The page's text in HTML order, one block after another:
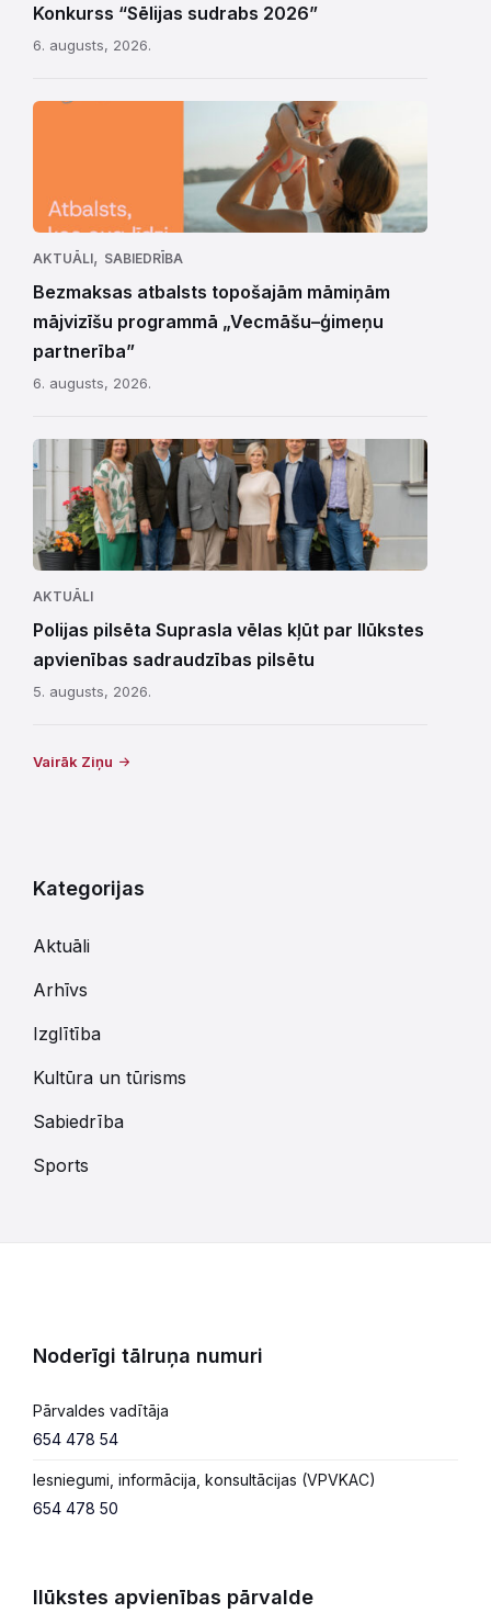
Konkurss “Sēlijas sudrabs 2026”
6. augusts, 2026.
AKTUĀLI, SABIEDRĪBA
Bezmaksas atbalsts topošajām māmiņām
mājvizīšu programmā „Vecmāšu–ģimeņu
partnerība”
6. augusts, 2026.
AKTUĀLI
Polijas pilsēta Suprasla vēlas kļūt par Ilūkstes
apvienības sadraudzības pilsētu
5. augusts, 2026.
Vairāk Ziņu
Kategorijas
Aktuāli
Arhīvs
Izglītība
Kultūra un tūrisms
Sabiedrība
Sports
Noderīgi tālruņa numuri
Pārvaldes vadītāja
654 478 54
Iesniegumi, informācija, konsultācijas (VPVKAC)
654 478 50
Ilūkstes apvienības pārvalde